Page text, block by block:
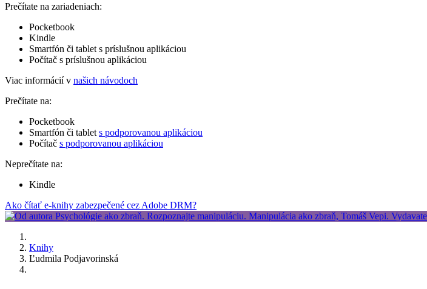
Prečítate na zariadeniach:
Pocketbook
Kindle
Smartfón či tablet s príslušnou aplikáciou
Počítač s príslušnou aplikáciou
Viac informácií v našich návodoch
Prečítate na:
Pocketbook
Smartfón či tablet s podporovanou aplikáciou
Počítač s podporovanou aplikáciou
Neprečítate na:
Kindle
Ako čítať e-knihy zabezpečené cez Adobe DRM?
Knihy
Ľudmila Podjavorinská